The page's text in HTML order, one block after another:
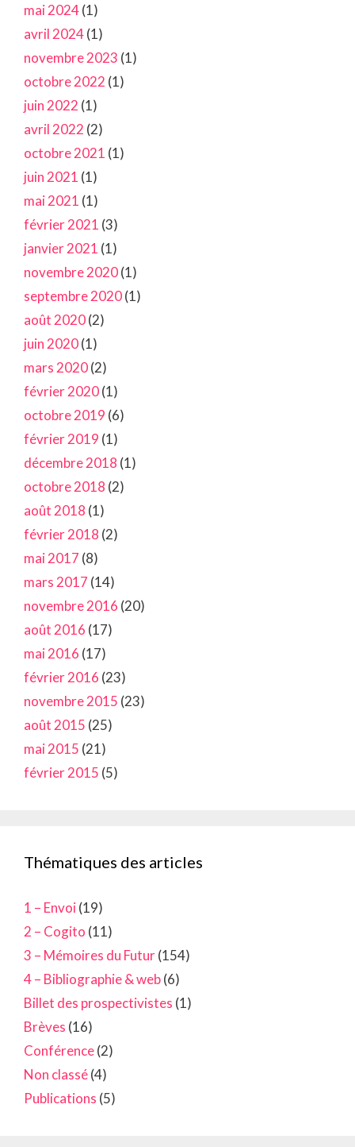
mai 2024(1)
avril 2024(1)
novembre 2023 (1)
octobre 2022 (1)
juin 2022 (1)
avril 2022 (2)
octobre 2021 (1)
juin 2021 (1)
mai 2021 (1)
février 2021 (3)
janvier 2021 (1)
novembre 2020(1)
septembre 2020(1)
août 2020(2)
juin 2020(1)
mars 2020(2)
février 2020(1)
octobre 2019 (6)
février 2019 (1)
décembre 2018 (1)
octobre 2018 (2)
août 2018 (1)
février 2018 (2)
mai 2017 (8)
mars 2017 (14)
novembre 2016 (20)
août 2016 (17)
mai 2016 (17)
février 2016 (23)
novembre 2015 (23)
août 2015 (25)
mai 2015 (21)
février 2015 (5)
Thématiques des articles
1 – Envoi(19)
2 – Cogito (11)
3 – Mémoires du Futur(154)
4 – Bibliographie & web(6)
Billet des prospectivistes (1)
Brèves (16)
Conférence(2)
Non classé(4)
Publications (5)